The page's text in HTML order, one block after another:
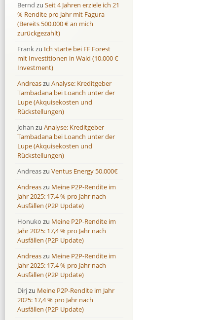
Finbee
43,2%
Finbee (CZK)
0,0 %
HeavyFinance
IUVO Group
-32,2 %
Lenndy
-314,6 %
Moncera
8,0 %
Monestro
9,1 %
Neo Finance
Omaraha
16,4 %
Finbee
35,2%
Finbee (CZK)
0,0 %
HeavyFinance
IUVO Group
-55,0 %
Lenndy
146,5 %
Moncera
11,1 %
Monestro
>1000%
Neo Finance
Omaraha
18,0 %
Bernd zu Seit 4 Jahren erziele ich 21
% Rendite pro Jahr mit Fagura
(Bereits 500.000 € an mich
zurückgezahlt)
Frankzu Ich starte bei FF Forest
mit Investitionen in Wald (10.000 €
Investment)
Andreaszu Analyse: Kreditgeber
Tambadana bei Loanch unter der
Lupe (Akquisekosten und
Rückstellungen)
Johan zu Analyse: Kreditgeber
Tambadana bei Loanch unter der
Lupe (Akquisekosten und
Rückstellungen)
Andreaszu Ventus Energy 50.000€
Andreaszu Meine P2P-Rendite im
Jahr 2025: 17,4 % pro Jahr nach
Ausfällen (P2P Update)
Honuko zu Meine P2P-Rendite im
Jahr 2025: 17,4 % pro Jahr nach
Ausfällen (P2P Update)
Andreaszu Meine P2P-Rendite im
Jahr 2025: 17,4 % pro Jahr nach
Ausfällen (P2P Update)
Dirjzu Meine P2P-Rendite im Jahr
2025: 17,4 % pro Jahr nach
Ausfällen (P2P Update)